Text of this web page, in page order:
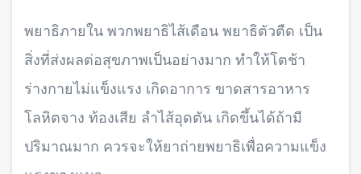
พยาธิภายใน พวกพยาธิไส้เดือน พยาธิตัวตืด เป็น
สิ่งที่ส่งผลต่อสุขภาพเป็นอย่างมาก ทำให้โตช้า
ร่างกายไม่แข็งแรง เกิดอาการ ขาดสารอาหาร
โลหิตจาง ท้องเสีย ลำไส้อุดตัน เกิดขึ้นได้ถ้ามี
ปริมาณมาก ควรจะให้ยาถ่ายพยาธิเพื่อความแข็ง